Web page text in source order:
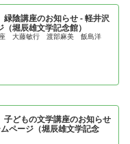
陰講座のお知らせ - 軽井沢
堀辰雄文学記念館）
大藤敏行 渡部麻美 飯島洋
どもの文学講座のお知らせ
ページ（堀辰雄文学記念